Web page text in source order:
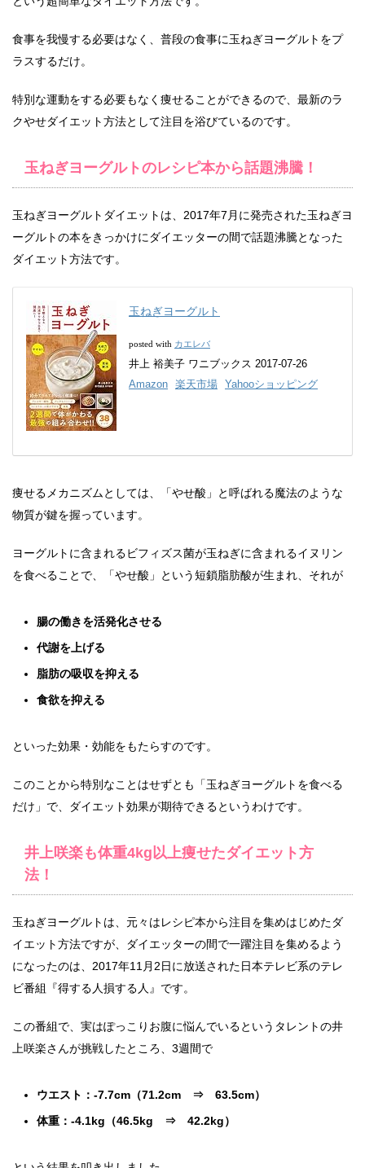
食事を我慢する必要はなく、普段の食事に玉ねぎヨーグルトをプ
ラスするだけ。
特別な運動をする必要もなく痩せることができるので、最新のラ
クやせダイエット方法として注目を浴びているのです。
玉ねぎヨーグルトのレシピ本から話題沸騰！
玉ねぎヨーグルトダイエットは、2017年7月に発売された玉ねぎヨ
ーグルトの本をきっかけにダイエッターの間で話題沸騰となった
ダイエット方法です。
玉ねぎヨーグルト
posted with カエレバ
井上 裕美子 ワニブックス 2017-07-26
Amazon 楽天市場 Yahooショッピング
痩せるメカニズムとしては、「やせ酸」と呼ばれる魔法のような
物質が鍵を握っています。
ヨーグルトに含まれるビフィズス菌が玉ねぎに含まれるイヌリン
を食べることで、「やせ酸」という短鎖脂肪酸が生まれ、それが
腸の働きを活発化させる
代謝を上げる
脂肪の吸収を抑える
食欲を抑える
といった効果・効能をもたらすのです。
このことから特別なことはせずとも「玉ねぎヨーグルトを食べる
だけ」で、ダイエット効果が期待できるというわけです。
井上咲楽も体重4kg以上痩せたダイエット方
法！
玉ねぎヨーグルトは、元々はレシピ本から注目を集めはじめたダ
イエット方法ですが、ダイエッターの間で一躍注目を集めるよう
になったのは、2017年11月2日に放送された日本テレビ系のテレ
ビ番組『得する人損する人』です。
この番組で、実はぽっこりお腹に悩んでいるというタレントの井
上咲楽さんが挑戦したところ、3週間で
ウエスト：-7.7cm（71.2cm ⇒ 63.5cm）
体重：-4.1kg（46.5kg ⇒ 42.2kg）